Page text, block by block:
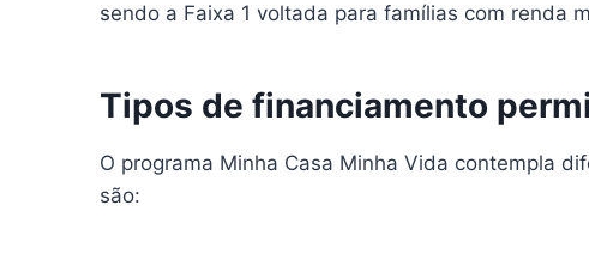
sendo a Faixa 1 voltada para famílias com renda
Tipos de financiamento
O programa Minha Casa Minha Vida contempla
são: